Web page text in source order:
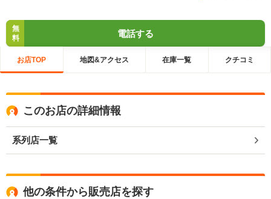
無
料
電話する
お店TOP 地図&アクセス 在庫一覧 クチコミ
このお店の詳細情報
系列店一覧
他の条件から販売店を探す